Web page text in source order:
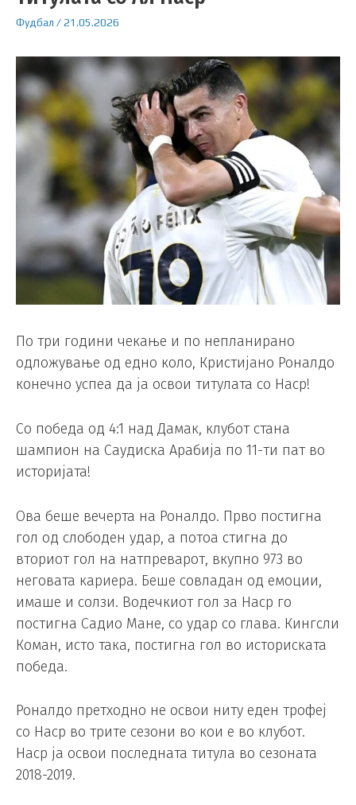
Фудбал /21.05.2026
По три години чекање и по непланирано
одложување од едно коло, Кристијано Роналдо
конечно успеа да ја освои титулата со Наср!
Со победа од 4:1 над Дамак, клубот стана
шампион на Саудиска Арабија по 11-ти пат во
историјата!
Ова беше вечерта на Роналдо. Прво постигна
гол од слободен удар, а потоа стигна до
вториот гол на натпреварот, вкупно 973 во
неговата кариера. Беше совладан од емоции,
имаше и солзи. Водечкиот гол за Наср го
постигна Садио Мане, со удар со глава. Кингсли
Коман, исто така, постигна гол во историската
победа.
Роналдо претходно не освои ниту еден трофеј
со Наср во трите сезони во кои е во клубот.
Наср ја освои последната титула во сезоната
2018-2019.